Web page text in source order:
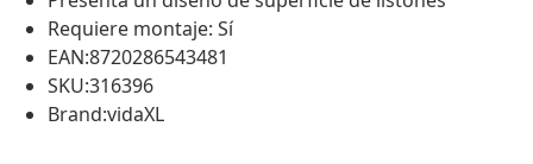
Requiere montaje: Sí
EAN:8720286543481
SKU:316396
Brand:vidaXL